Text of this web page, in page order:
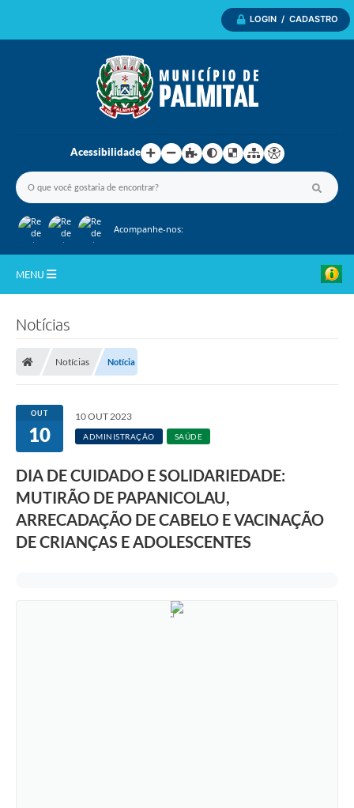
LOGIN / CADASTRO
Acessibilidade
Acompanhe-nos:
MENU
Departamentos
Câmara Municipal
Notícias
Notícias Notícia
OUT
10
10 OUT 2023
ADMINISTRAÇÃO SAÚDE
DIA DE CUIDADO E SOLIDARIEDADE:
MUTIRÃO DE PAPANICOLAU,
ARRECADAÇÃO DE CABELO E VACINAÇÃO
DE CRIANÇAS E ADOLESCENTES